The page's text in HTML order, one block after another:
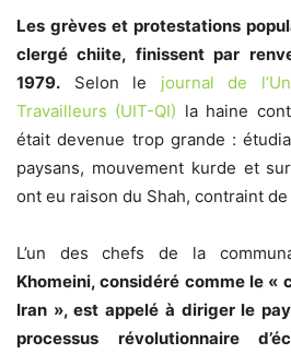
Les grèves et protestations
clergé chiite, finissent par
1979. Selon le journal de
Travailleurs (UIT-QI) la haine
était devenue trop grande :
paysans, mouvement kurde et
ont eu raison du Shah, contraint
L’un des chefs de la
Khomeini, considéré comme le «
Iran », est appelé à diriger le
processus révolutionnaire